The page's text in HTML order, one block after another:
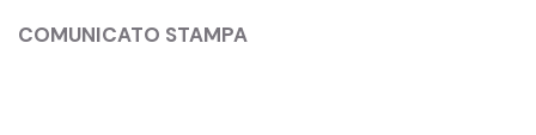
COMUNICATO STAMPA